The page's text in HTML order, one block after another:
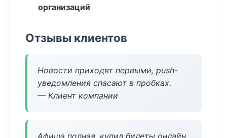
организаций
Отзывы клиентов
Новости приходят первыми, push-
уведомления спасают в пробках.
— Клиент компании
Афиша полная, купил билеты онлайн.